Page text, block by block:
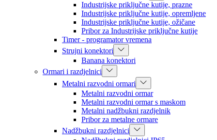
Industrijske priključne kutije, prazne
Industrijske priključne kutije, opremljene
Industrijske priključne kutije, ožičane
Pribor za Industrijske priključne kutije
Timer - programator vremena
Strujni konektori
Banana konektori
Ormari i razdjelnici
Metalni razvodni ormari
Metalni razvodni ormar
Metalni razvodni ormar s maskom
Metalni nadžbukni razdjelnik
Pribor za metalne ormare
Nadžbukni razdjelnici